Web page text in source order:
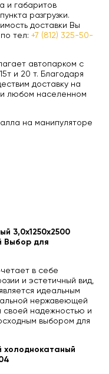
и габаритов
разгрузки.
доставки Вы
тел: +7 (812) 325-50-
автопарком с
и 20 т. Благодаря
доставку на
любом населенном
на манипуляторе
3,0х1250х2500
Выбор для
в себе
и эстетичный вид,
идеальным
нержавеющей
своей надежностью и
выбором для